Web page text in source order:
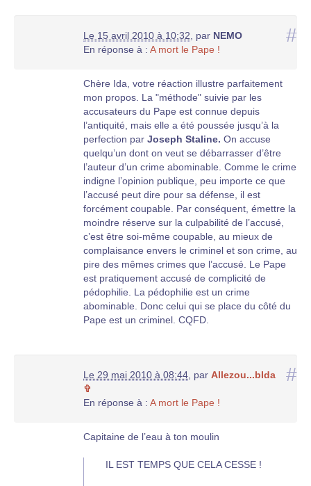
#
Le 15 avril 2010 à 10:32 par NEMO
En réponse à : A mort le Pape !
Chère Ida, votre réaction illustre parfaitement
mon propos. La "méthode" suivie par les
accusateurs du Pape est connue depuis
l’antiquité, mais elle a été poussée jusqu’à la
perfection par Joseph Staline. On accuse
quelqu’un dont on veut se débarrasser d’être
l’auteur d’un crime abominable. Comme le crime
indigne l’opinion publique, peu importe ce que
l’accusé peut dire pour sa défense, il est
forcément coupable. Par conséquent, émettre la
moindre réserve sur la culpabilité de l’accusé,
c’est être soi-même coupable, au mieux de
complaisance envers le criminel et son crime, au
pire des mêmes crimes que l’accusé. Le Pape
est pratiquement accusé de complicité de
pédophilie. La pédophilie est un crime
abominable. Donc celui qui se place du côté du
Pape est un criminel. CQFD.
#
Le 29 mai 2010 à 08:44 par Allezou...bIda
✞
En réponse à : A mort le Pape !
Capitaine de l’eau à ton moulin
IL EST TEMPS QUE CELA CESSE !